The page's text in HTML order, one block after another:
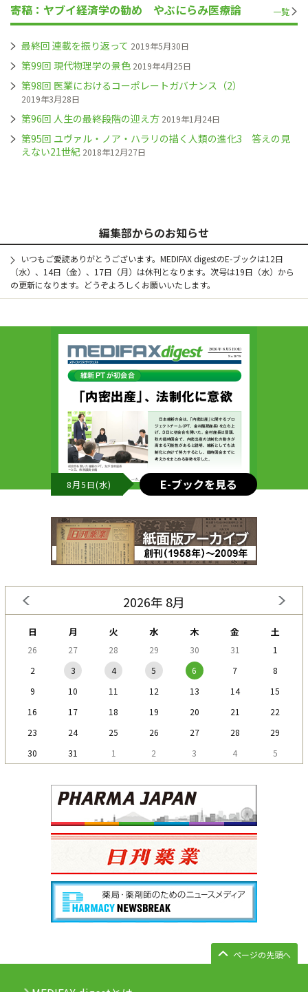
寄稿：ヤブイ経済学の勧め やぶにらみ医療論 一覧
最終回 連載を振り返って 2019年5月30日
第99回 現代物理学の景色 2019年4月25日
第98回 医業におけるコーポレートガバナンス（2）
2019年3月28日
第96回 人生の最終段階の迎え方 2019年1月24日
第95回 ユヴァル・ノア・ハラリの描く人類の進化3 答えの見
えない21世紀 2018年12月27日
編集部からのお知らせ
いつもご愛読ありがとうございます。MEDIFAX digestのE-ブックは12日
（水）、14日（金）、17日（月）は休刊となります。次号は19日（水）から
の更新になります。どうぞよろしくお願いいたします。
8月5日(水) E-ブックを見る
2026年 8月
日 月 火 水 木 金 土
26 27 28 29 30 31
1
2
3 4 5 6 7
8
9
10 11 12 13 14
15
16
17 18 19 20 21
22
23
24 25 26 27 28
29
30
31 1 2 3 4 5
ページの先頭へ